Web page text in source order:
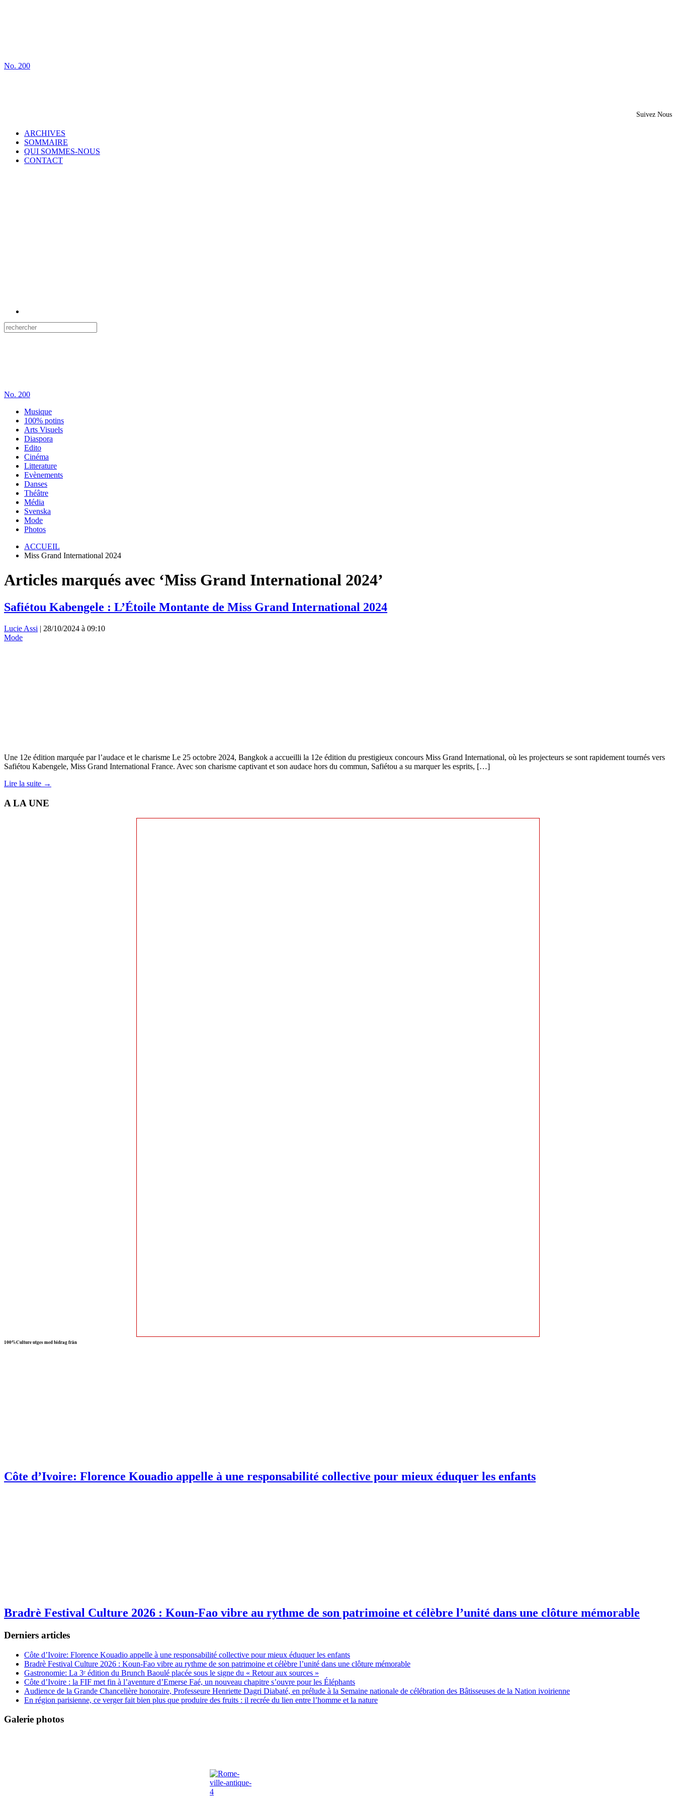
No. 200
Suivez Nous
ARCHIVES
SOMMAIRE
QUI SOMMES-NOUS
CONTACT
No. 200
Musique
100% potins
Arts Visuels
Diaspora
Edito
Cinéma
Litterature
Evènements
Danses
Théâtre
Média
Svenska
Mode
Photos
ACCUEIL
Miss Grand International 2024
Articles marqués avec ‘Miss Grand International 2024’
Safiétou Kabengele : L’Étoile Montante de Miss Grand International 2024
Lucie Assi | 28/10/2024 à 09:10
Mode
Une 12e édition marquée par l’audace et le charisme Le 25 octobre 2024, Bangkok a accueilli la 12e édition du prestigieux concours Miss Grand International, où les projecteurs se sont rapidement tournés vers
Safiétou Kabengele, Miss Grand International France. Avec son charisme captivant et son audace hors du commun, Safiétou a su marquer les esprits, […]
Lire la suite →
A LA UNE
100%Culture utges med bidrag från
Côte d’Ivoire: Florence Kouadio appelle à une responsabilité collective pour mieux éduquer les enfants
Bradrè Festival Culture 2026 : Koun-Fao vibre au rythme de son patrimoine et célèbre l’unité dans une clôture mémorable
Derniers articles
Côte d’Ivoire: Florence Kouadio appelle à une responsabilité collective pour mieux éduquer les enfants
Bradrè Festival Culture 2026 : Koun-Fao vibre au rythme de son patrimoine et célèbre l’unité dans une clôture mémorable
Gastronomie: La 3ᵉ édition du Brunch Baoulé placée sous le signe du « Retour aux sources »
Côte d’Ivoire : la FIF met fin à l’aventure d’Emerse Faé, un nouveau chapitre s’ouvre pour les Éléphants
Audience de la Grande Chancelière honoraire, Professeure Henriette Dagri Diabaté, en prélude à la Semaine nationale de célébration des Bâtisseuses de la Nation ivoirienne
En région parisienne, ce verger fait bien plus que produire des fruits : il recrée du lien entre l’homme et la nature
Galerie photos